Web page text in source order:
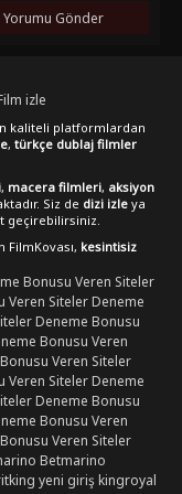
Yorumu Gönder
izle
kaliteli platformlardan
, türkçe dublaj filmler
, macera filmleri, aksiyon
Siz de dizi izle ya
geçirebilirsiniz.
kesintisiz
Bonusu Veren Siteler
Veren SitelerDeneme
Deneme Bonusu
Bonusu Veren
Veren Siteler
Veren SitelerDeneme
Deneme Bonusu
Bonusu Veren
Veren Siteler
Betmarino
yeni girişkingroyal